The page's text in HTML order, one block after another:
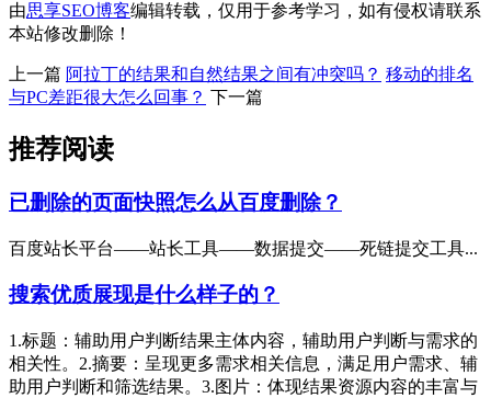
由思享SEO博客编辑转载，仅用于参考学习，如有侵权请联系
本站修改删除！
上一篇 阿拉丁的结果和自然结果之间有冲突吗？ 移动的排名
与PC差距很大怎么回事？ 下一篇
推荐阅读
已删除的页面快照怎么从百度删除？
百度站长平台——站长工具——数据提交——死链提交工具...
搜索优质展现是什么样子的？
1.标题：辅助用户判断结果主体内容，辅助用户判断与需求的
相关性。2.摘要：呈现更多需求相关信息，满足用户需求、辅
助用户判断和筛选结果。3.图片：体现结果资源内容的丰富与